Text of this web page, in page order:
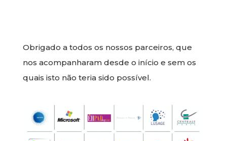
Obrigado a todos os nossos parceiros, que
nos acompanharam desde o início e sem os
quais isto não teria sido possível.